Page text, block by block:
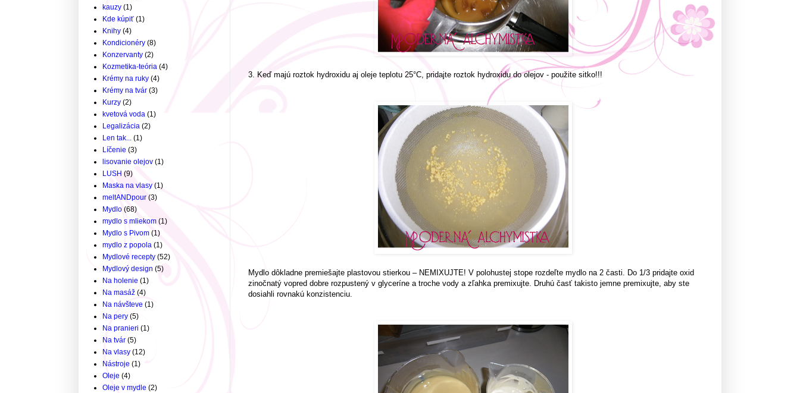
3. Keď majú roztok hydroxidu aj oleje teplotu 25°C, pridajte roztok hydroxidu do olejov - použite sitko!!!
Mydlo dôkladne premiešajte plastovou stierkou – NEMIXUJTE! V polohustej stope rozdeľte mydlo na 2 časti. Do 1/3 pridajte oxid
zinočnatý vopred dobre rozpustený v glyceríne a troche vody a zľahka premixujte. Druhú časť takisto jemne premixujte, aby ste
dosiahli rovnakú konzistenciu.
kauzy (1)
Kde kúpiť (1)
Knihy (4)
Kondicionéry (8)
Konzervanty (2)
Kozmetika-teória (4)
Krémy na ruky (4)
Krémy na tvár (3)
Kurzy (2)
kvetová voda (1)
Legalizácia (2)
Len tak... (1)
Líčenie (3)
lisovanie olejov (1)
LUSH (9)
Maska na vlasy (1)
meltANDpour (3)
Mydlo (68)
mydlo s mliekom (1)
Mydlo s Pivom (1)
mydlo z popola (1)
Mydlové recepty (52)
Mydlový design (5)
Na holenie (1)
Na masáž (4)
Na návšteve (1)
Na pery (5)
Na pranieri (1)
Na tvár (5)
Na vlasy (12)
Nástroje (1)
Oleje (4)
Oleje v mydle (2)